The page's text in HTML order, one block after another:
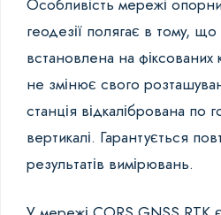
Особливість мережі
геодезії полягає в тому,
встановлена на фіксованих
не змінює свого
станція відкалібрована по
вертикалі. Гарантується
результатів вимірювань.